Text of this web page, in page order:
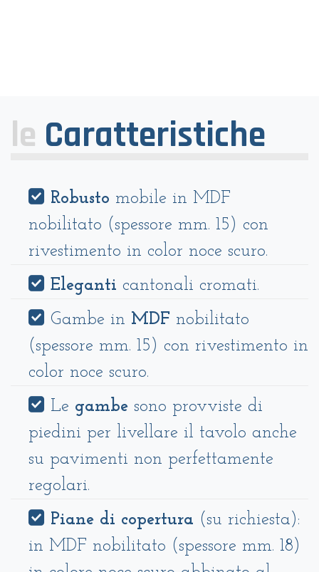
le Caratteristiche
Robusto mobile in MDF
nobilitato (spessore mm. 15) con
rivestimento in color noce scuro.
Eleganti cantonali cromati.
Gambe in MDF nobilitato
(spessore mm. 15) con rivestimento in
color noce scuro.
Le gambe sono provviste di
piedini per livellare il tavolo anche
su pavimenti non perfettamente
regolari.
Piane di copertura (su richiesta):
in MDF nobilitato (spessore mm. 18)